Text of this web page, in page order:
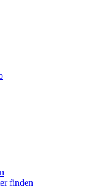
finden